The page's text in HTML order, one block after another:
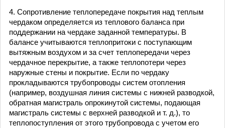
4. Сопротивление теплопередаче покрытия над теплым
чердаком определяется из теплового баланса при
поддержании на чердаке заданной температуры. В
балансе учитываются теплопритоки с поступающим
вытяжным воздухом и за счет теплопередачи через
чердачное перекрытие, а также теплопотери через
наружные стены и покрытие. Если по чердаку
прокладываются трубопроводы систем отопления
(например, воздушная линия системы с нижней разводкой,
обратная магистраль опрокинутой системы, подающая
магистраль системы с верхней разводкой и т. д.), то
теплопоступления от этого трубопровода с учетом его